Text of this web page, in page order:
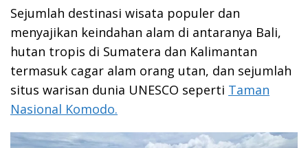
Sejumlah destinasi wisata populer dan
menyajikan keindahan alam di antaranya Bali,
hutan tropis di Sumatera dan Kalimantan
termasuk cagar alam orang utan, dan sejumlah
situs warisan dunia UNESCO seperti Taman
Nasional Komodo.